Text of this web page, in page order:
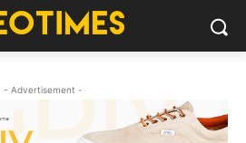
- Advertisement -